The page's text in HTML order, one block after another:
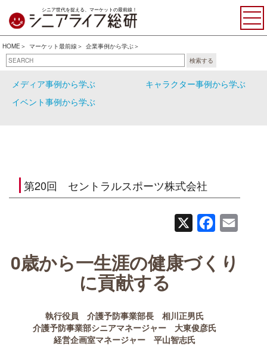
シニア世代を捉える、マーケットの最前線！
HOME マーケット最前線
企業事例から学ぶ
検索する
企業事例から学ぶ
行政事例から学ぶ
メディア事例から学ぶ
キャラクター事例から学ぶ
イベント事例から学ぶ
第20回 セントラルスポーツ株式会社
Facebook
0歳から一生涯の健康づくり
に貢献する
執行役員 介護予防事業部長 相川正男氏
介護予防事業部シニアマネージャー 大東俊彦氏
経営企画室マネージャー 平山智志氏